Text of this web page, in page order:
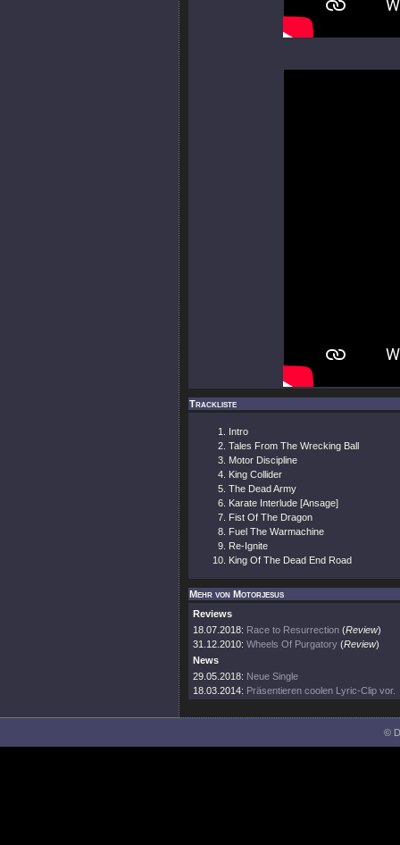
Trackliste
Intro
Tales From The Wrecking Ball
Motor Discipline
King Collider
The Dead Army
Karate Interlude [Ansage]
Fist Of The Dragon
Fuel The Warmachine
Re-Ignite
King Of The Dead End Road
Mehr von Motorjesus
Reviews
18.07.2018: Race to Resurrection (Review)
31.12.2010: Wheels Of Purgatory (Review)
News
29.05.2018: Neue Single
18.03.2014: Präsentieren coolen Lyric-Clip vor.
©